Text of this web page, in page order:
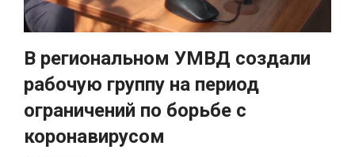
В региональном УМВД создали
рабочую группу на период
ограничений по борьбе с
коронавирусом